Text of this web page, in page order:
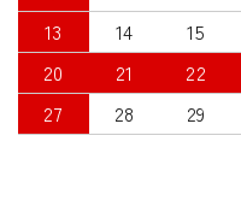
13
14 15
20
21 22
27
28 29